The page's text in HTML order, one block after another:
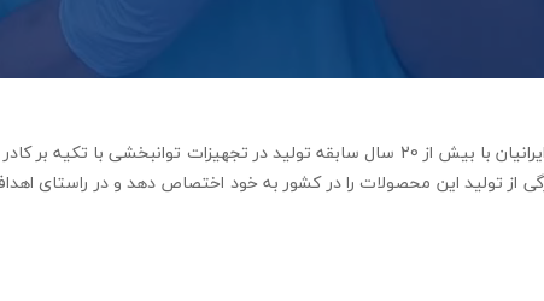
شرکت تجهیزات توانبخشی رهاورد مهر ایرانیان با بیش از 20 سال سابقه تولید در
از تولید این محصولات را در کشور به خود اختصاص دهد و در راستای